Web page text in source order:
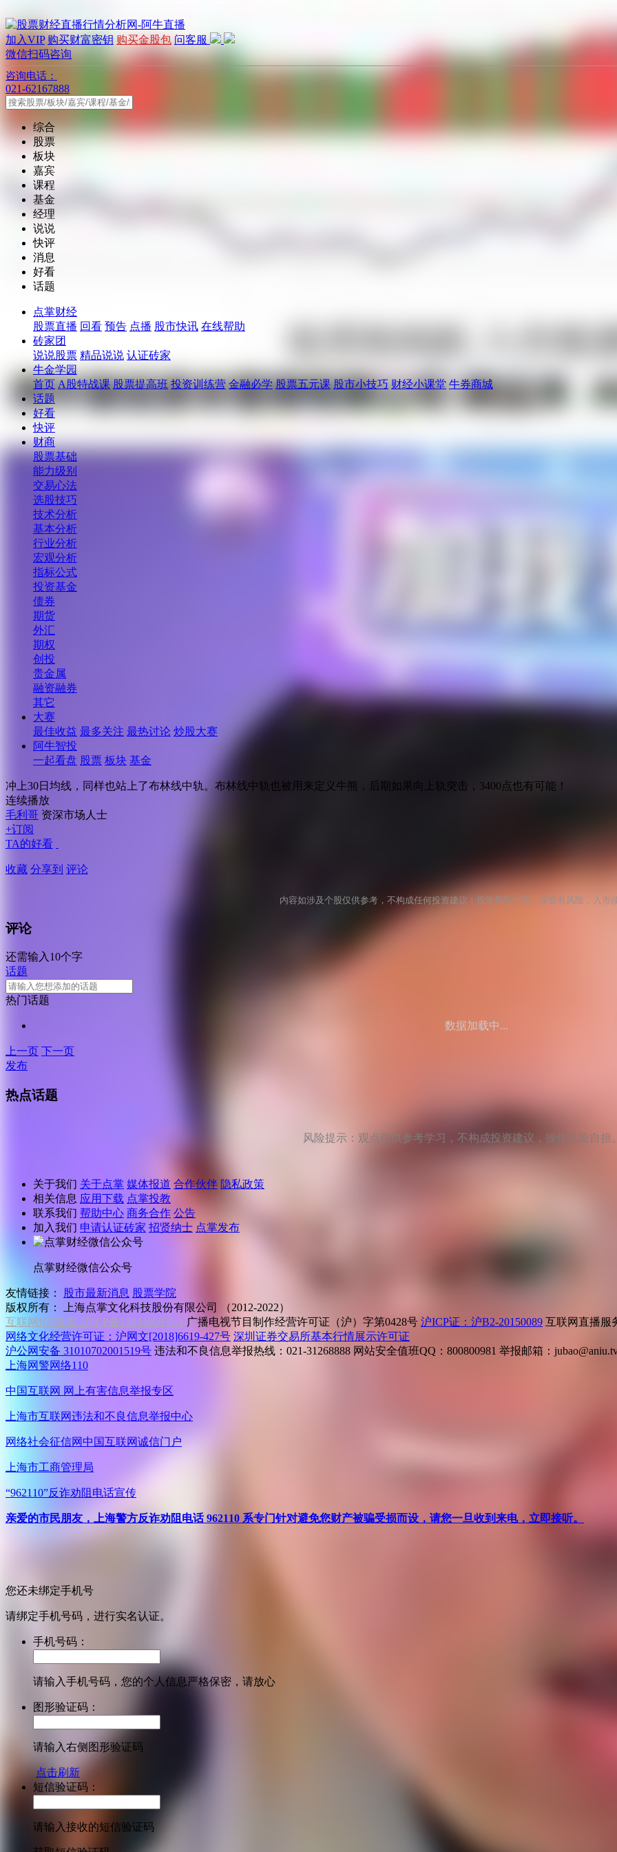
加入VIP 购买财富密钥 购买金股包 问客服
微信扫码咨询
咨询电话：
021-62167888
综合
股票
板块
嘉宾
课程
基金
经理
说说
快评
消息
好看
话题
点掌财经
股票直播 回看 预告 点播 股市快讯 在线帮助
砖家团
说说股票 精品说说 认证砖家
牛金学园
首页 A股特战课 股票提高班 投资训练营 金融必学 股票五元课 股市小技巧 财经小课堂 牛券商城
话题
好看
快评
财商
股票基础
能力级别
交易心法
选股技巧
技术分析
基本分析
行业分析
宏观分析
指标公式
投资基金
债券
期货
外汇
期权
创投
贵金属
融资融券
其它
大赛
最佳收益 最多关注 最热讨论 炒股大赛
阿牛智投
一起看盘 股票 板块 基金
冲上30日均线，同样也站上了布林线中轨。布林线中轨也被用来定义牛熊，后期如果向上轨突击，3400点也有可能！
连续播放
毛利哥 资深市场人士
+订阅
TA的好看
收藏 分享到 评论
内容如涉及个股仅供参考，不构成任何投资建议！投资风险自负。投资有风险，入市
评论
还需输入10个字
话题
热门话题
数据加载中...
上一页 下一页
发布
热点话题
风险提示：观点仅供参考学习，不构成投资建议，操作风险自担
关于我们 关于点掌 媒体报道 合作伙伴 隐私政策
相关信息 应用下载 点掌投教
联系我们 帮助中心 商务合作 公告
加入我们 申请认证砖家 招贤纳士 点掌发布
点掌财经微信公众号
友情链接： 股市最新消息 股票学院
版权所有：
上海点掌文化科技股份有限公司 （2012-2022）
互联网ICP备案 沪ICP备13044908号-1 广播电视节目制作经营许可证（沪）字第0428号 沪ICP证：沪B2-20150089 互联网直播服
网络文化经营许可证：沪网文[2018]6619-427号 深圳证券交易所基本行情展示许可证
沪公网安备 31010702001519号 违法和不良信息举报热线：021-31268888 网站安全值班QQ：800800981 举报邮箱：
上海网警网络110
中国互联网 网上有害信息举报专区
上海市互联网违法和不良信息举报中心
网络社会征信网 中国互联网诚信门户
上海市工商管理局
“962110”反诈劝阻电话宣传
亲爱的市民朋友，上海警方反诈劝阻电话 962110 系专门针对避免您财产被骗受损而设，请您一旦收到来电，立即接听。
您还未绑定手机号
请绑定手机号码，进行实名认证。
手机号码：
请输入手机号码，您的个人信息严格保密，请放心
图形验证码：
请输入右侧图形验证码
点击刷新
短信验证码：
请输入接收的短信验证码